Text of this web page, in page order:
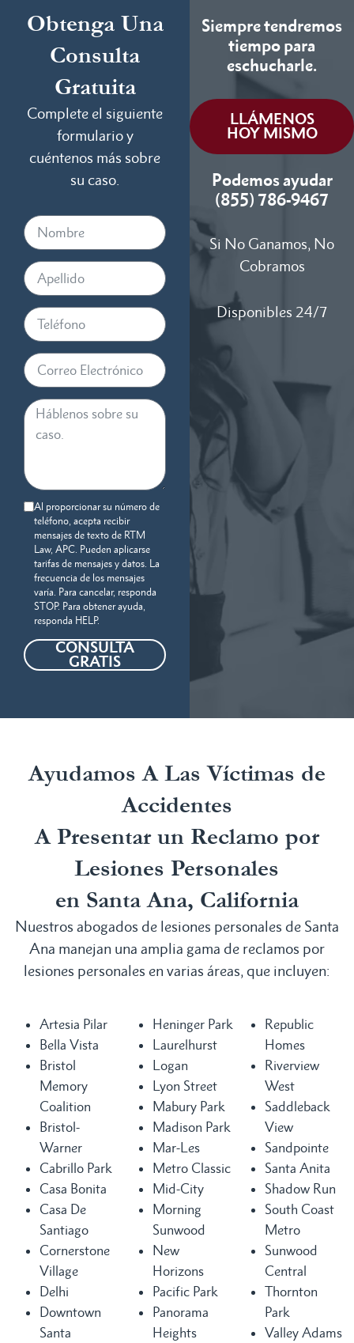
Obtenga Una
Consulta
Gratuita
Complete el siguiente
formulario y
cuéntenos más sobre
su caso.
Al proporcionar su número de
teléfono, acepta recibir
mensajes de texto de RTM
Law, APC. Pueden aplicarse
tarifas de mensajes y datos. La
frecuencia de los mensajes
varía. Para cancelar, responda
STOP. Para obtener ayuda,
responda HELP.
CONSULTA
GRATIS
Siempre tendremos
tiempo para
eschucharle.
LLÁMENOS
HOY MISMO
Podemos ayudar
(855) 786-9467
Si No Ganamos, No
Cobramos
Disponibles 24/7
Ayudamos A Las Víctimas de
Accidentes
A Presentar un Reclamo por
Lesiones Personales
en Santa Ana, California
Nuestros abogados de lesiones personales de Santa
Ana manejan una amplia gama de reclamos por
lesiones personales en varias áreas, que incluyen:
Artesia Pilar
Bella Vista
Bristol
Memory
Coalition
Bristol-
Warner
Cabrillo Park
Casa Bonita
Casa De
Santiago
Cornerstone
Village
Delhi
Downtown
Santa
Heninger Park
Laurelhurst
Logan
Lyon Street
Mabury Park
Madison Park
Mar-Les
Metro Classic
Mid-City
Morning
Sunwood
New
Horizons
Pacific Park
Panorama
Heights
Republic
Homes
Riverview
West
Saddleback
View
Sandpointe
Santa Anita
Shadow Run
South Coast
Metro
Sunwood
Central
Thornton
Park
Valley Adams